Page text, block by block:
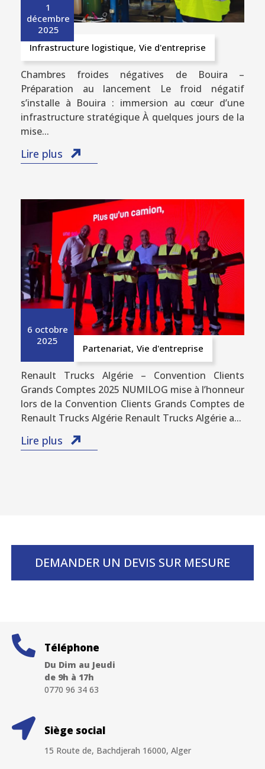
1
décembre
2025
Infrastructure logistique, Vie d'entreprise
Chambres froides négatives de Bouira –
Préparation au lancement Le froid négatif
s’installe à Bouira : immersion au cœur d’une
infrastructure stratégique À quelques jours de la
mise...
Lire plus
6 octobre
2025
Partenariat, Vie d'entreprise
Renault Trucks Algérie – Convention Clients
Grands Comptes 2025 NUMILOG mise à l’honneur
lors de la Convention Clients Grands Comptes de
Renault Trucks Algérie Renault Trucks Algérie a...
Lire plus
DEMANDER UN DEVIS SUR MESURE
Téléphone
Du Dim au Jeudi
de 9h à 17h
0770 96 34 63
Siège social
15 Route de, Bachdjerah 16000, Alger